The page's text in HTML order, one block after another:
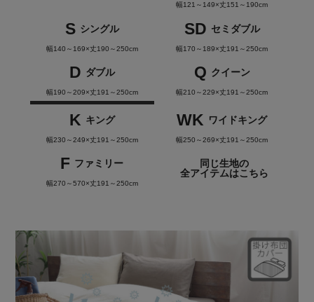
幅121～149×丈151～190cm
S シングル
幅140～169×丈190～250cm
SD セミダブル
幅170～189×丈191～250cm
D ダブル
幅190～209×丈191～250cm
Q クイーン
幅210～229×丈191～250cm
K キング
幅230～249×丈191～250cm
WK ワイドキング
幅250～269×丈191～250cm
F ファミリー
幅270～570×丈191～250cm
同じ生地の
全アイテムはこちら